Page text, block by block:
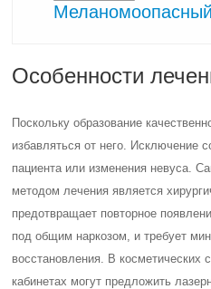
Особенности
Поскольку образование
избавляться от него. Исключение
пациента или изменения невуса.
методом лечения является
предотвращает повторное
под общим наркозом, и требует
восстановления. В косметических
кабинетах могут предложить